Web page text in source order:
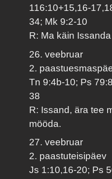
116:10+15,16-
34; Mk 9:2-10
R: Ma käin
26. veebruar
2.
Tn 9:4b-10; Ps
38
R: Issand, ära tee
mööda.
27. veebruar
2. paastuteisipäev
Js 1:10,16-20; Ps